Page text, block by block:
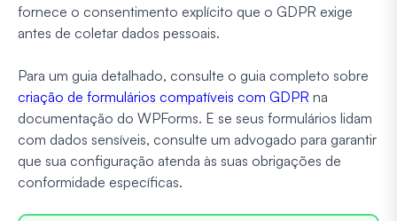
fornece o consentimento explícito que o GDPR exige
antes de coletar dados pessoais.
Para um guia detalhado, consulte o guia completo sobre
criação de formulários compatíveis com GDPR na
documentação do WPForms. E se seus formulários lidam
com dados sensíveis, consulte um advogado para garantir
que sua configuração atenda às suas obrigações de
conformidade específicas.